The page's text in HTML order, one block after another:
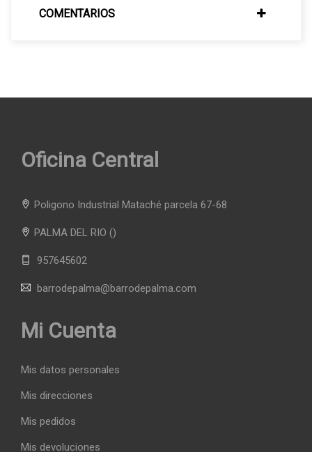
COMENTARIOS
Oficina Central
Poligono Industrial Mataché parcela 67-68
PALMA DEL RIO ()
957645602
barrodepalma@barrodepalma.com
Mi Cuenta
Mis datos personales
Mis direcciones
Mis pedidos
Mis devoluciones